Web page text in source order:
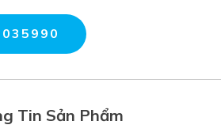
Tin Sản Phẩm